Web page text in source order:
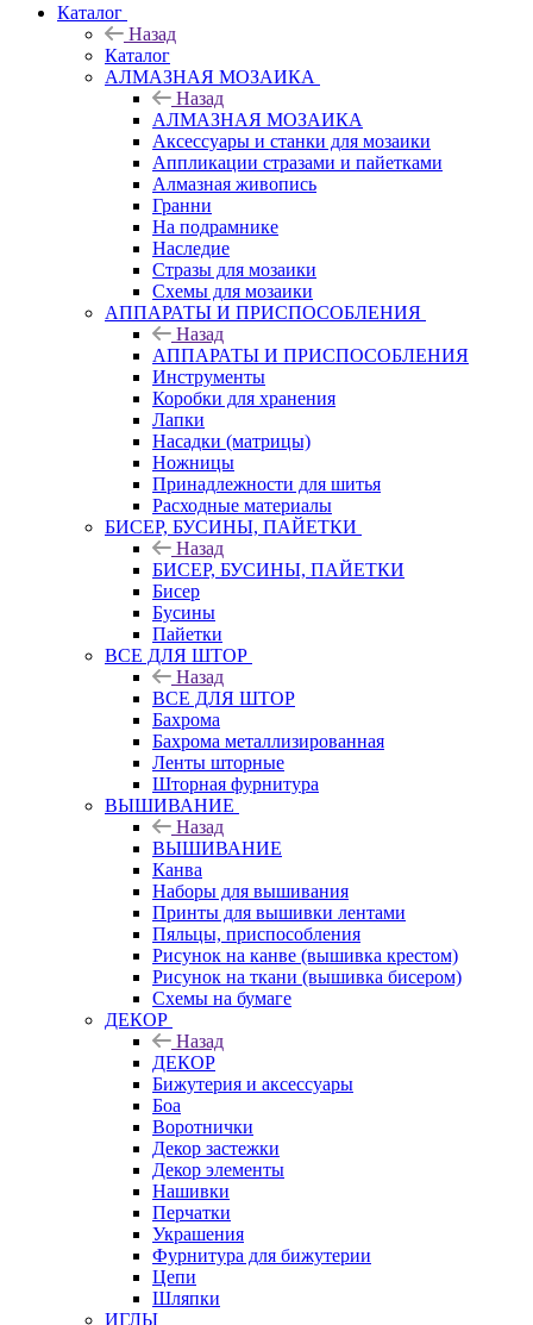
Каталог
Назад
Каталог
АЛМАЗНАЯ МОЗАИКА
Назад
АЛМАЗНАЯ МОЗАИКА
Аксессуары и станки для мозаики
Аппликации стразами и пайетками
Алмазная живопись
Гранни
На подрамнике
Наследие
Стразы для мозаики
Схемы для мозаики
АППАРАТЫ И ПРИСПОСОБЛЕНИЯ
Назад
АППАРАТЫ И ПРИСПОСОБЛЕНИЯ
Инструменты
Коробки для хранения
Лапки
Насадки (матрицы)
Ножницы
Принадлежности для шитья
Расходные материалы
БИСЕР, БУСИНЫ, ПАЙЕТКИ
Назад
БИСЕР, БУСИНЫ, ПАЙЕТКИ
Бисер
Бусины
Пайетки
ВСЕ ДЛЯ ШТОР
Назад
ВСЕ ДЛЯ ШТОР
Бахрома
Бахрома металлизированная
Ленты шторные
Шторная фурнитура
ВЫШИВАНИЕ
Назад
ВЫШИВАНИЕ
Канва
Наборы для вышивания
Принты для вышивки лентами
Пяльцы, приспособления
Рисунок на канве (вышивка крестом)
Рисунок на ткани (вышивка бисером)
Схемы на бумаге
ДЕКОР
Назад
ДЕКОР
Бижутерия и аксессуары
Боа
Воротнички
Декор застежки
Декор элементы
Нашивки
Перчатки
Украшения
Фурнитура для бижутерии
Цепи
Шляпки
ИГЛЫ